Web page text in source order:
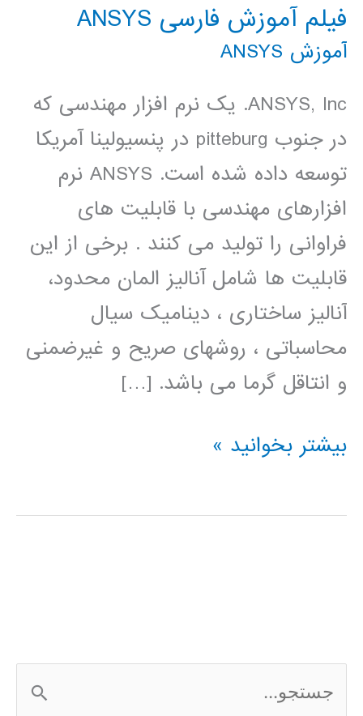
فیلم آموزش فارسی ANSYS
آموزش ANSYS
ANSYS, Inc. یک نرم افزار مهندسی که
در جنوب pitteburg در پنسیولینا آمریکا
توسعه داده شده است. ANSYS نرم
افزارهای مهندسی با قابلیت های
فراوانی را تولید می کنند . برخی از این
قابلیت ها شامل آنالیز المان محدود،
آنالیز ساختاری ، دینامیک سیال
محاسباتی ، روشهای صریح و غیرضمنی
و انتاقل گرما می باشد. […]
فیلم
فارسی
بیشتر بخوانید »